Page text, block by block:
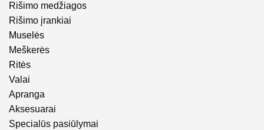
Rišimo medžiagos
Rišimo įrankiai
Muselės
Meškerės
Ritės
Valai
Apranga
Aksesuarai
Specialūs pasiūlymai